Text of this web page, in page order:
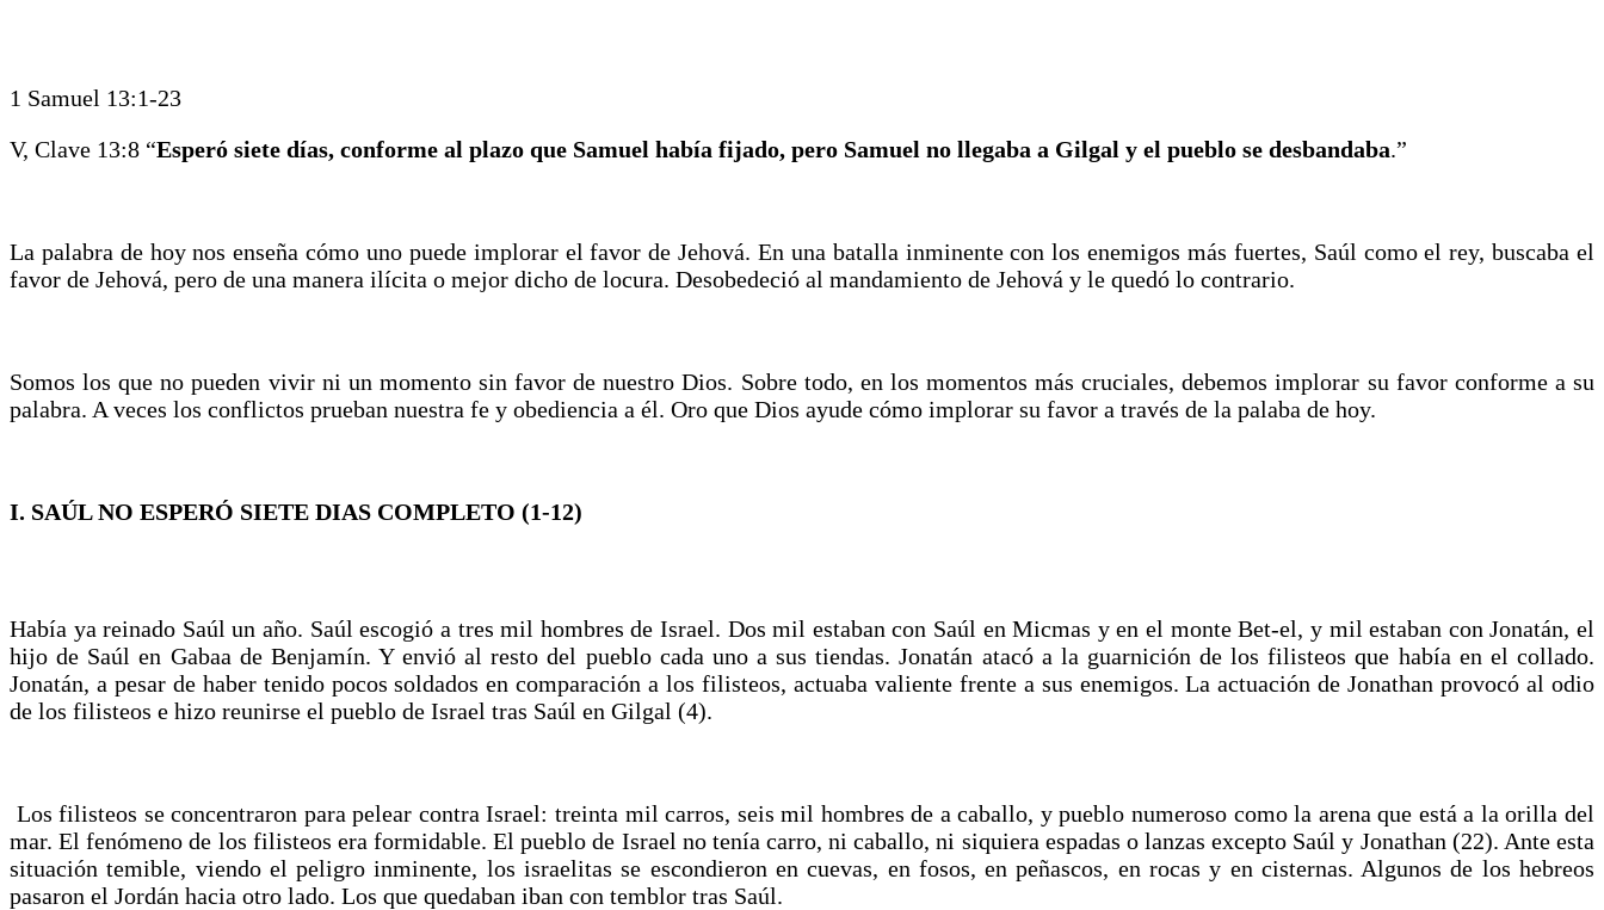
1 Samuel 13:1-23
V, Clave 13:8 “Esperó siete días, conforme al plazo que Samuel había fijado, pero Samuel no llegaba a Gilgal y el pueblo se desbandaba.”
La palabra de hoy nos enseña cómo uno puede implorar el favor de Jehová. En una batalla inminente con los enemigos más fuertes, Saúl como el rey, buscaba el
favor de Jehová, pero de una manera ilícita o mejor dicho de locura. Desobedeció al mandamiento de Jehová y le quedó lo contrario.
Somos los que no pueden vivir ni un momento sin favor de nuestro Dios. Sobre todo, en los momentos más cruciales, debemos implorar su favor conforme a su
palabra. A veces los conflictos prueban nuestra fe y obediencia a él. Oro que Dios ayude cómo implorar su favor a través de la palaba de hoy.
I. SAÚL NO ESPERÓ SIETE DIAS COMPLETO (1-12)
Había ya reinado Saúl un año. Saúl escogió a tres mil hombres de Israel. Dos mil estaban con Saúl en Micmas y en el monte Bet-el, y mil estaban con Jonatán, el
hijo de Saúl en Gabaa de Benjamín. Y envió al resto del pueblo cada uno a sus tiendas. Jonatán atacó a la guarnición de los filisteos que había en el collado.
Jonatán, a pesar de haber tenido pocos soldados en comparación a los filisteos, actuaba valiente frente a sus enemigos. La actuación de Jonathan provocó al odio
de los filisteos e hizo reunirse el pueblo de Israel tras Saúl en Gilgal (4).
Los filisteos se concentraron para pelear contra Israel: treinta mil carros, seis mil hombres de a caballo, y pueblo numeroso como la arena que está a la orilla del
mar. El fenómeno de los filisteos era formidable. El pueblo de Israel no tenía carro, ni caballo, ni siquiera espadas o lanzas excepto Saúl y Jonathan (22). Ante esta
situación temible, viendo el peligro inminente, los israelitas se escondieron en cuevas, en fosos, en peñascos, en rocas y en cisternas. Algunos de los hebreos
pasaron el Jordán hacia otro lado. Los que quedaban iban con temblor tras Saúl.